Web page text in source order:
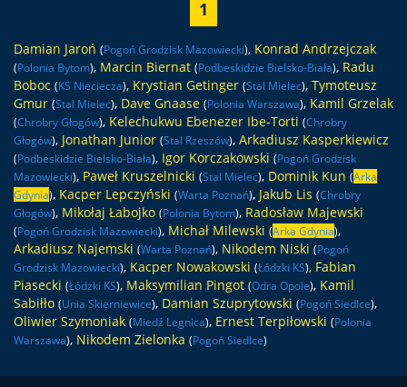
1
Damian Jaroń (Pogoń Grodzisk Mazowiecki), Konrad Andrzejczak
(Polonia Bytom), Marcin Biernat (Podbeskidzie Bielsko-Biała), Radu
Boboc (KS Nieciecza), Krystian Getinger (Stal Mielec), Tymoteusz
Gmur (Stal Mielec), Dave Gnaase (Polonia Warszawa), Kamil Grzelak
(Chrobry Głogów), Kelechukwu Ebenezer Ibe-Torti (Chrobry
Głogów), Jonathan Junior (Stal Rzeszów), Arkadiusz Kasperkiewicz
(Podbeskidzie Bielsko-Biała), Igor Korczakowski (Pogoń Grodzisk
Mazowiecki), Paweł Kruszelnicki (Stal Mielec), Dominik Kun (Arka
Gdynia), Kacper Lepczyński (Warta Poznań), Jakub Lis (Chrobry
Głogów), Mikołaj Łabojko (Polonia Bytom), Radosław Majewski
(Pogoń Grodzisk Mazowiecki), Michał Milewski (Arka Gdynia),
Arkadiusz Najemski (Warta Poznań), Nikodem Niski (Pogoń
Grodzisk Mazowiecki), Kacper Nowakowski (Łódzki KS), Fabian
Piasecki (Łódzki KS), Maksymilian Pingot (Odra Opole), Kamil
Sabiłło (Unia Skierniewice), Damian Szuprytowski (Pogoń Siedlce),
Oliwier Szymoniak (Miedź Legnica), Ernest Terpiłowski (Polonia
Warszawa), Nikodem Zielonka (Pogoń Siedlce)